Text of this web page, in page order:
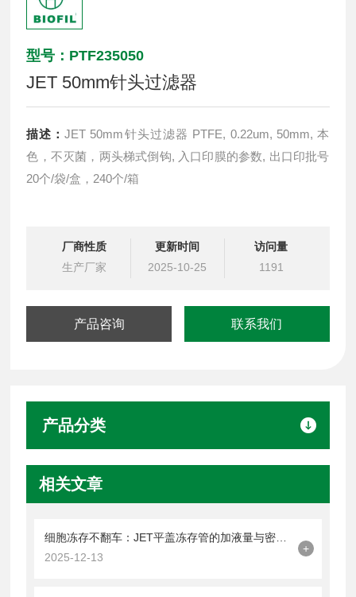
型号：PTF235050
JET 50mm针头过滤器
描述：JET 50mm针头过滤器 PTFE, 0.22um, 50mm, 本
色，不灭菌，两头梯式倒钩, 入口印膜的参数, 出口印批号
20个/袋/盒，240个/箱
厂商性质
生产厂家
更新时间
2025-10-25
访问量
1191
产品咨询 联系我们
产品分类
相关文章
2025-12-13
+